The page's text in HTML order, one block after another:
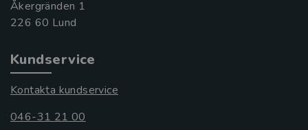
Åkergränden 1
Kundservice
Kontakta kundservice
046-31 21 00